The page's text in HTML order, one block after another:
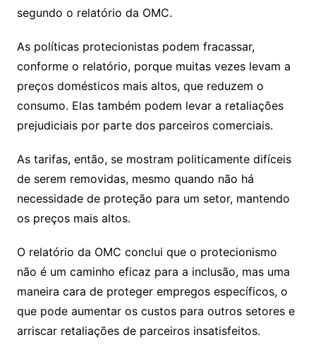
segundo o relatório da OMC.
As políticas protecionistas podem fracassar,
conforme o relatório, porque muitas vezes levam a
preços domésticos mais altos, que reduzem o
consumo. Elas também podem levar a retaliações
prejudiciais por parte dos parceiros comerciais.
As tarifas, então, se mostram politicamente difíceis
de serem removidas, mesmo quando não há
necessidade de proteção para um setor, mantendo
os preços mais altos.
O relatório da OMC conclui que o protecionismo
não é um caminho eficaz para a inclusão, mas uma
maneira cara de proteger empregos específicos, o
que pode aumentar os custos para outros setores e
arriscar retaliações de parceiros insatisfeitos.